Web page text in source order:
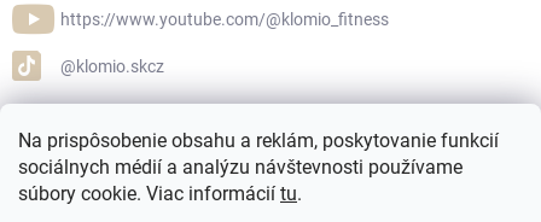
Na prispôsobenie obsahu a reklám, poskytovanie funkcií
sociálnych médií a analýzu návštevnosti používame
súbory cookie. Viac informácií tu.
https://www.youtube.com/@klomio_fitness
@klomio.skcz
Klomio.cz Klomio.sk